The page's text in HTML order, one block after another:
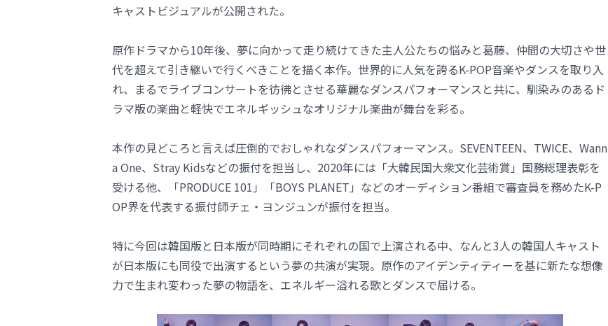
キャストビジュアルが公開された。
原作ドラマから10年後、夢に向かって走り続けてきた主人公たちの悩みと葛藤、仲間の大切さや世
代を超えて引き継いで行くべきことを描く本作。世界的に人気を誇るK-POP音楽やダンスを取り入
れ、まるでライブコンサートを彷彿とさせる華麗なダンスパフォーマンスと共に、馴染みのあるド
ラマ版の楽曲と軽快でエネルギッシュなオリジナル楽曲が舞台を彩る。
本作の見どころと言えば圧倒的でおしゃれなダンスパフォーマンス。SEVENTEEN、TWICE、Wann
a One、Stray Kidsなどの振付を担当し、2020年には「大韓民国大衆文化芸術賞」国務総理表彰を
受ける他、「PRODUCE 101」「BOYS PLANET」などのオーディション番組で審査員を務めたK-P
OP界を代表する振付師チェ・ヨンジュンが振付を担当。
特に今回は韓国版と日本版が同時期にそれぞれの国で上演される中、なんと3人の韓国人キャスト
が日本版にも同役で出演するという夢の共演が実現。原作のアイデンティティーを基に新たな想像
力で生まれ変わった夢の物語を、エネルギー溢れる歌とダンスで届ける。